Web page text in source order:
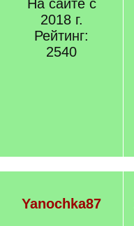
На сайте с
2018 г.
Рейтинг:
2540
Yanochka87